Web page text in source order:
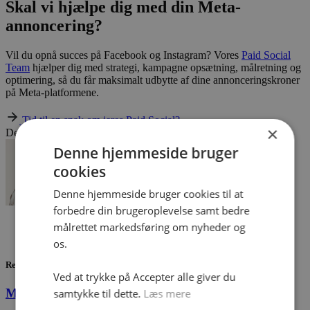
Skal vi hjælpe dig med din Meta-
annoncering?
Vil du opnå succes på Facebook og Instagram? Vores Paid Social
Team hjælper dig med strategi, kampagne opsætning, målretning og
optimering, så du får maksimalt udbytte af dine annonceringskroner
på Meta-platformene.
Tid til en snak om jeres Paid Social?
Del dette indlæg
Kenneth Rebamonte
Relaterede indlæg
Meta annoncering
×
Denne hjemmeside bruger
cookies
Denne hjemmeside bruger cookies til at
forbedre din brugeroplevelse samt bedre
målrettet markedsføring om nyheder og
os.
Ved at trykke på Accepter alle giver du
samtykke til dette. Læs mere